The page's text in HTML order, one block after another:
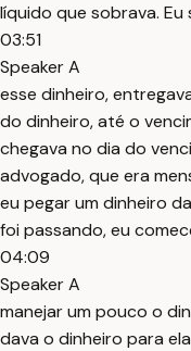
líquido que sobrava. Eu
03:51
Speaker A
esse dinheiro,
do dinheiro, até o
chegava no dia do
advogado, que era
eu pegar um dinheiro
foi passando, eu
04:09
Speaker A
manejar um pouco o
dava o dinheiro para